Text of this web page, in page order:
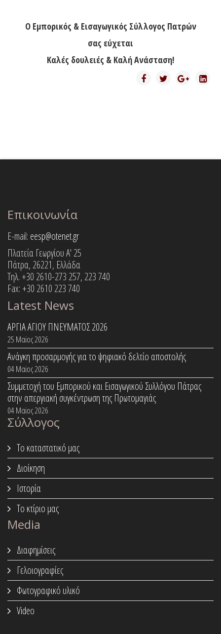
Ο Εμπορικός & Εισαγωγικός Σύλλογος Πατρών
σας εύχεται
Καλές δουλειές & Καλή Ανάσταση!
Επικοινωνία
E-mail: eesp@otenet.gr
Πλατεία Γεωργίου Α' 25
Πάτρα, 26221, Ελλάδα
Τηλ. +30 2610-273 257, 223 740
Fax: +30 2610 223 740
Latest News
ΑΡΓΙΑ ΑΓΙΟΥ ΠΝΕΥΜΑΤΟΣ 2026
25 Μαϊος 2026
Ανάγκη προσαρμογής για το ψηφιακό δελτίο αποστολής
04 Μαϊος 2026
Συμμετοχή του Εμπορικού και Εισαγωγικού Συλλόγου Πάτρας
στην απεργιακή συγκέντρωση της Πρωτομαγιάς
04 Μαϊος 2026
Σύλλογος
Το καταστατικό μας
Διοίκηση
Ιστορία
Το κτίριο μας
Media
Διαφημίσεις
Γελοιογραφίες
Φωτογραφικό υλικό
Video